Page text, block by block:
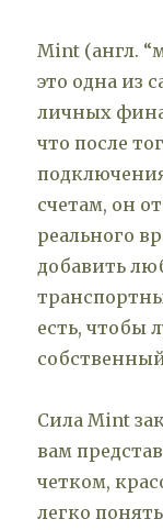
Mint (англ.
это одна из
личных
что после
счетам, он
реального
добавить
есть, чтобы
Сила Mint
вам
четком,
легко